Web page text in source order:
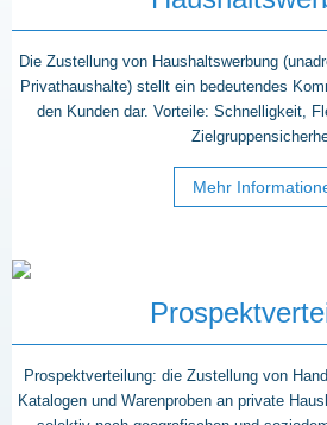
Die Zustellung von Haushaltswerbung
Privathaushalte) stellt ein bedeutendes
den Kunden dar. Vorteile: Schnelligkeit,
Mehr
Prospektverteilung: die Zustellung von
Katalogen und Warenproben an private